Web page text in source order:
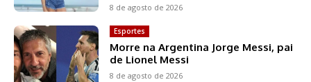
8 de agosto de 2026
Esportes
Morre na Argentina Jorge Messi, pai
de Lionel Messi
8 de agosto de 2026